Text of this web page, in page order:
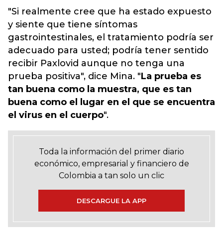
"Si realmente cree que ha estado expuesto
y siente que tiene síntomas
gastrointestinales, el tratamiento podría ser
adecuado para usted; podría tener sentido
recibir Paxlovid aunque no tenga una
prueba positiva", dice Mina. "La prueba es
tan buena como la muestra, que es tan
buena como el lugar en el que se encuentra
el virus en el cuerpo".
Toda la información del primer diario
económico, empresarial y financiero de
Colombia a tan solo un clic
DESCARGUE LA APP